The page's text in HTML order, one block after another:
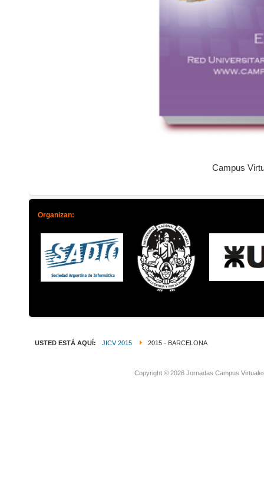
Campus
Organizan:
USTED ESTÁ AQUÍ: JICV 2015 2015 - BARCELONA
Copyright © 2026 Jornadas Campus